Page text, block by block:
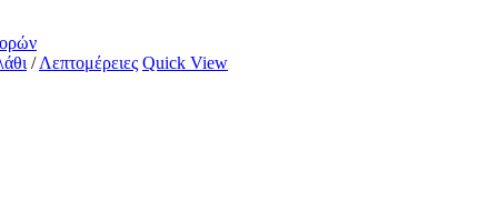
/ Λεπτομέρειες Quick View